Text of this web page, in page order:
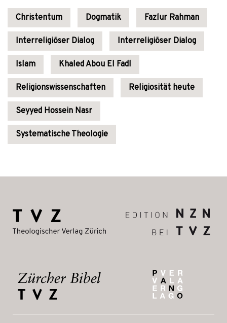
Christentum Dogmatik Fazlur Rahman
Interreligiöser Dialog Interreligiöser Dialog
Islam Khaled Abou El Fadl
Religionswissenschaften Religiosität heute
Seyyed Hossein Nasr
Systematische Theologie